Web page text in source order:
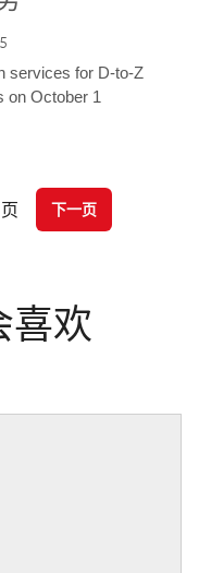
services for D-to-Z
on October 1
下一页
喜欢